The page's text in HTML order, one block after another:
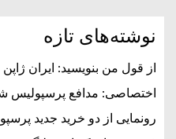
نوشته‌های تازه
از قول من بنویسید: ایران
اختصاصی: مدافع پرسپولیس
رونمایی از دو خرید جدید